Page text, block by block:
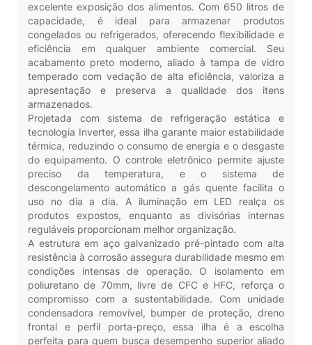
excelente exposição dos alimentos. Com 650 litros de
capacidade, é ideal para armazenar produtos
congelados ou refrigerados, oferecendo flexibilidade e
eficiência em qualquer ambiente comercial. Seu
acabamento preto moderno, aliado à tampa de vidro
temperado com vedação de alta eficiência, valoriza a
apresentação e preserva a qualidade dos itens
armazenados.
Projetada com sistema de refrigeração estática e
tecnologia Inverter, essa ilha garante maior estabilidade
térmica, reduzindo o consumo de energia e o desgaste
do equipamento. O controle eletrônico permite ajuste
preciso da temperatura, e o sistema de
descongelamento automático a gás quente facilita o
uso no dia a dia. A iluminação em LED realça os
produtos expostos, enquanto as divisórias internas
reguláveis proporcionam melhor organização.
A estrutura em aço galvanizado pré-pintado com alta
resistência à corrosão assegura durabilidade mesmo em
condições intensas de operação. O isolamento em
poliuretano de 70mm, livre de CFC e HFC, reforça o
compromisso com a sustentabilidade. Com unidade
condensadora removível, bumper de proteção, dreno
frontal e perfil porta-preço, essa ilha é a escolha
perfeita para quem busca desempenho superior aliado